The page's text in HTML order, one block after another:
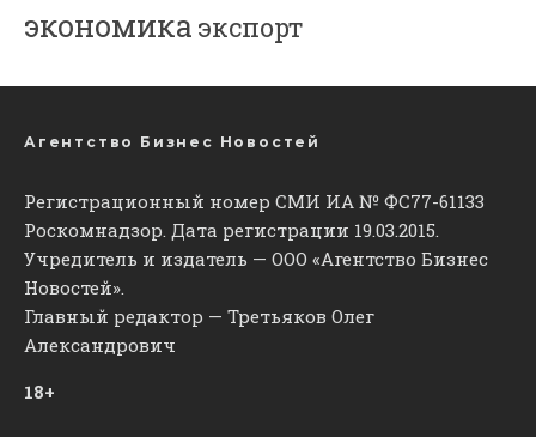
экономика экспорт
Агентство Бизнес Новостей
Регистрационный номер СМИ ИА № ФС77-61133
Роскомнадзор. Дата регистрации 19.03.2015.
Учредитель и издатель — ООО «Агентство Бизнес
Новостей».
Главный редактор — Третьяков Олег
Александрович
18+